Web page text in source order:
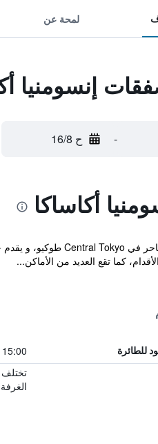
لمحة عن
إنسومنيا
- ح 16/8
أكاساكا
كما تقع العديد من الأماكن...
للطائرة 15:00